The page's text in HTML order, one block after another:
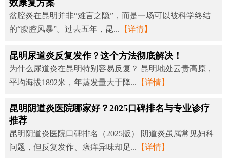
效康复方案
盆腔炎在昆明并非“难言之隐”，而是一场可以被科学终结
的“腹腔风暴”。过去五年，昆... 【详情】
昆明尿道炎反复发作？这个方法彻底解决！
为什么尿道炎在昆明特别容易反复？ 昆明地处云贵高原，
平均海拔1892米，年蒸发量大于降... 【详情】
昆明阴道炎医院哪家好？2025口碑排名与专业诊疗
推荐
昆明阴道炎医院口碑排名（2025版） 阴道炎虽属常见妇科
问题，但反复发作、瘙痒异味却足... 【详情】